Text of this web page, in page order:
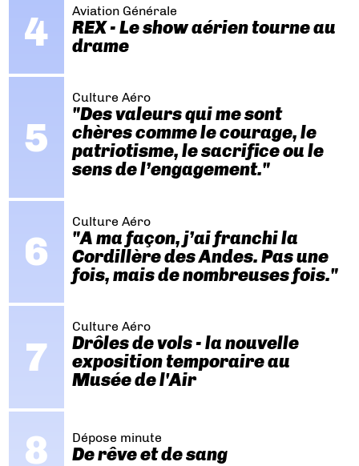
Aviation Générale
REX - Le show aérien tourne au
drame
Culture Aéro
"Des valeurs qui me sont
chères comme le courage, le
patriotisme, le sacrifice ou le
sens de l’engagement."
Culture Aéro
"A ma façon, j’ai franchi la
Cordillère des Andes. Pas une
fois, mais de nombreuses fois."
Culture Aéro
Drôles de vols - la nouvelle
exposition temporaire au
Musée de l'Air
Dépose minute
De rêve et de sang